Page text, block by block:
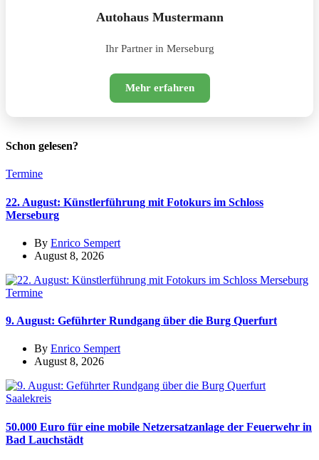
Autohaus Mustermann
Ihr Partner in Merseburg
Mehr erfahren
Schon gelesen?
Termine
22. August: Künstlerführung mit Fotokurs im Schloss
Merseburg
By Enrico Sempert
August 8, 2026
Termine
9. August: Geführter Rundgang über die Burg Querfurt
By Enrico Sempert
August 8, 2026
Saalekreis
50.000 Euro für eine mobile Netzersatzanlage der Feuerwehr in
Bad Lauchstädt